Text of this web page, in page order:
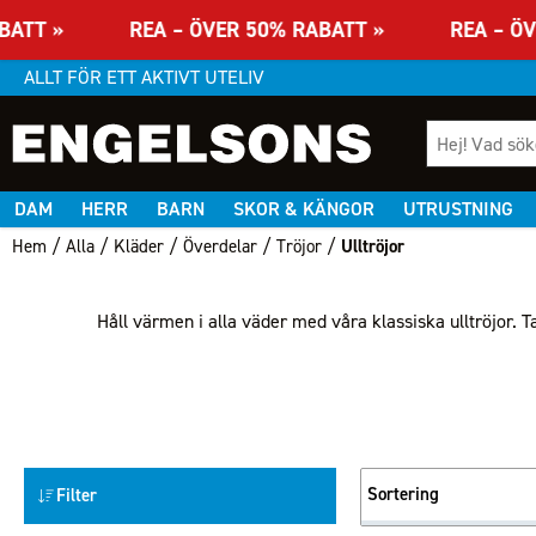
» REA – ÖVER 50% RABATT » REA –
ALLT FÖR ETT AKTIVT UTELIV
DAM HERR BARN SKOR & KÄNGOR UTRUSTNING
Hem /Alla / Kläder /Överdelar /Tröjor / Ulltröjor
Håll värmen i alla väder med våra klassiska ulltröjor.
Filter Sortering